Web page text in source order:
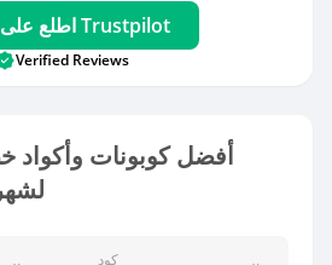
اطلع على آراء عملائنا على Trustpilot
Verified Reviews
أفضل كوبونات
كود